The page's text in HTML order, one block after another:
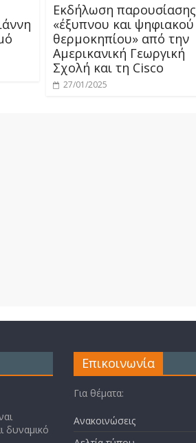
Εκδήλωση παρουσίασης
«έξυπνου και ψηφιακού
θερμοκηπίου» από την
Αμερικανική Γεωργική
Σχολή και τη Cisco
27/01/2025
δυναμικό
Επικοινωνία
Για θέματα:
Ανακοινώσεις